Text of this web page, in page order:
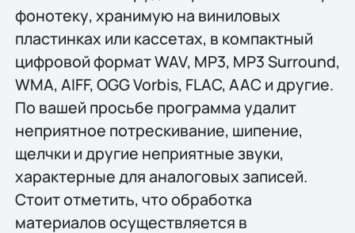
фонотеку, хранимую на виниловых
пластинках или кассетах, в компактный
цифровой формат WAV, MP3, MP3 Surround,
WMA, AIFF, OGG Vorbis, FLAC, AAC и другие.
По вашей просьбе программа удалит
неприятное потрескивание, шипение,
щелчки и другие неприятные звуки,
характерные для аналоговых записей.
Стоит отметить, что обработка
материалов осуществляется в